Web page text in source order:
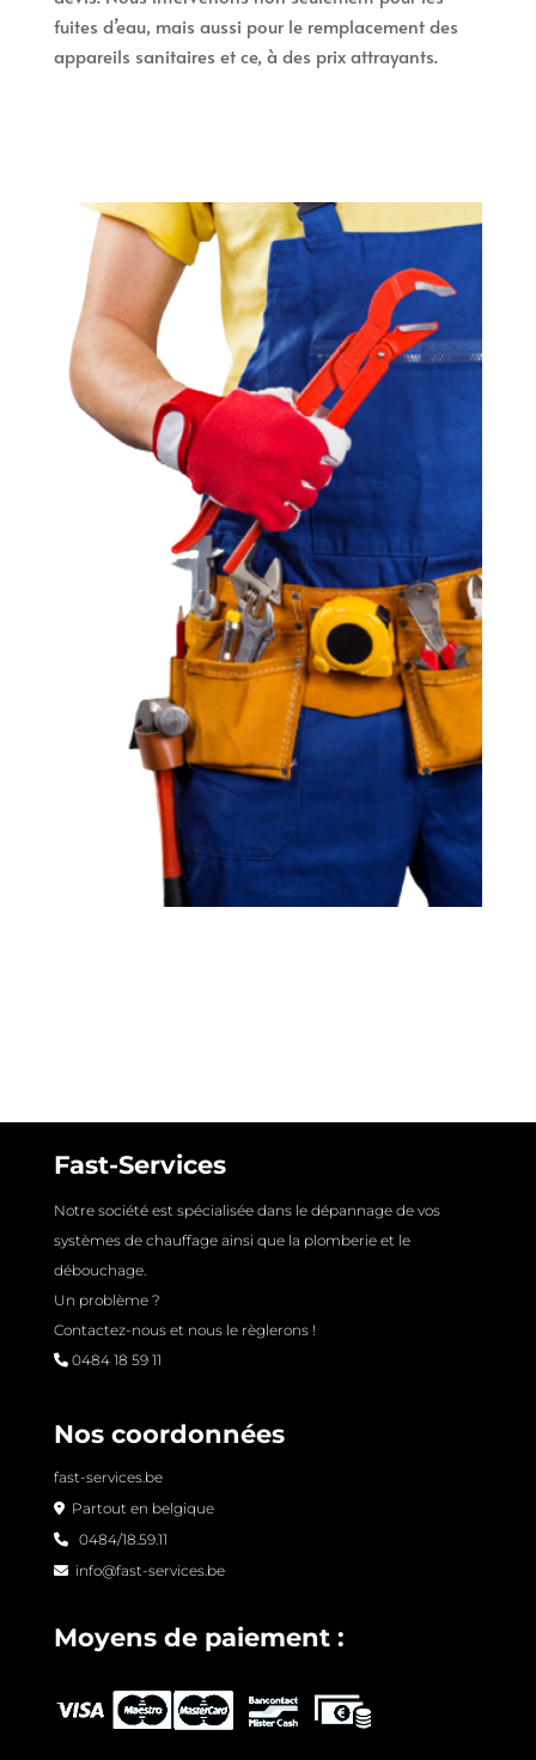
fuites d’eau, mais aussi pour le remplacement des
appareils sanitaires et ce, à des prix attrayants.
Fast-Services
Notre société est spécialisée dans le dépannage de vos
systèmes de chauffage ainsi que la plomberie et le
débouchage.
Un problème ?
Contactez-nous et nous le règlerons !
0484 18 59 11
Nos coordonnées
fast-services.be
Partout en belgique
0484/18.59.11
info@fast-services.be
Moyens de paiement :